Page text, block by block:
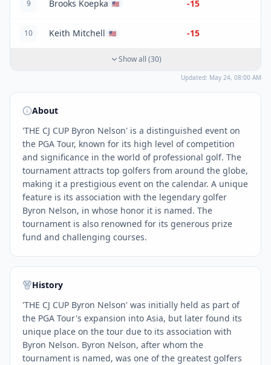
9 Brooks Koepka 🇺🇸 -15
10 Keith Mitchell 🇺🇸 -15
Show all (30)
Updated: May 24, 08:00 AM
About
'THE CJ CUP Byron Nelson' is a distinguished event on
the PGA Tour, known for its high level of competition
and significance in the world of professional golf. The
tournament attracts top golfers from around the globe,
making it a prestigious event on the calendar. A unique
feature is its association with the legendary golfer
Byron Nelson, in whose honor it is named. The
tournament is also renowned for its generous prize
fund and challenging courses.
History
'THE CJ CUP Byron Nelson' was initially held as part of
the PGA Tour's expansion into Asia, but later found its
unique place on the tour due to its association with
Byron Nelson. Byron Nelson, after whom the
tournament is named, was one of the greatest golfers